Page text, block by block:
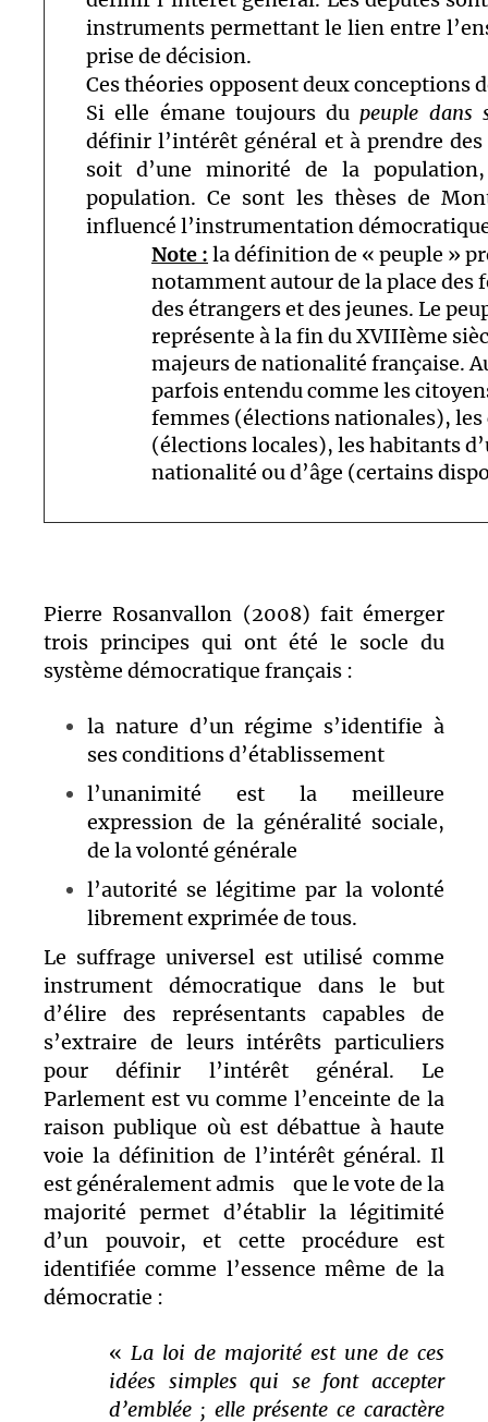
instruments permettant le lien entre
prise de décision.
Ces théories opposent deux conceptions
Si elle émane toujours dupeuple dans
définir l’intérêt général et à prendre
soit d’une minorité de la
population. Ce sont les thèses de
influencé l’instrumentation
Note : la définition de « peuple »
notamment autour de la place des
des étrangers et des jeunes. Le
représente à la fin du XVIIIème
majeurs de nationalité française.
parfois entendu comme les
femmes (élections nationales), les
(élections locales), les habitants
nationalité ou d’âge (certains
Pierre Rosanvallon (2008) fait émerger
trois principes qui ont été le socle du
système démocratique français :
la nature d’un régime s’identifie à
ses conditions d’établissement
l’unanimité est la meilleure
expression de la généralité sociale,
de la volonté générale
l’autorité se légitime par la volonté
librement exprimée de tous.
Le suffrage universel est utilisé comme
instrument démocratique dans le but
d’élire des représentants capables de
s’extraire de leurs intérêts particuliers
pour définir l’intérêt général. Le
Parlement est vu comme l’enceinte de la
raison publique où est débattue à haute
voie la définition de l’intérêt général. Il
est généralement admis que le vote de la
majorité permet d’établir la légitimité
d’un pouvoir, et cette procédure est
identifiée comme l’essence même de la
démocratie :
« La loi de majorité est une de ces
idées simples qui se font accepter
d’emblée ; elle présente ce caractère